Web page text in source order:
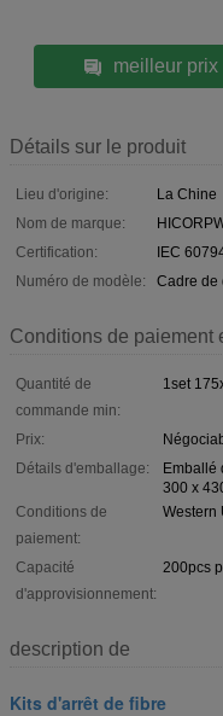
meilleur prix
Détails sur le produit
Lieu d'origine:
La Chine
Nom de marque:
Certification:
IEC
Numéro de modèle:
Cadre de
Conditions de paiement
Quantité de
commande min:
1set
Prix:
Détails d'emballage:
Emballé
300 x
Conditions de
paiement:
Western
Capacité
d'approvisionnement:
200pcs
description de
Kits d'arrêt de fibre